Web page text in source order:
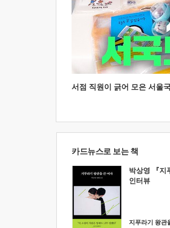
서점 직원이 긁어 모은 서울
카드뉴스로 보는 책
박상영 『지
인터뷰
지푸라기 왕관